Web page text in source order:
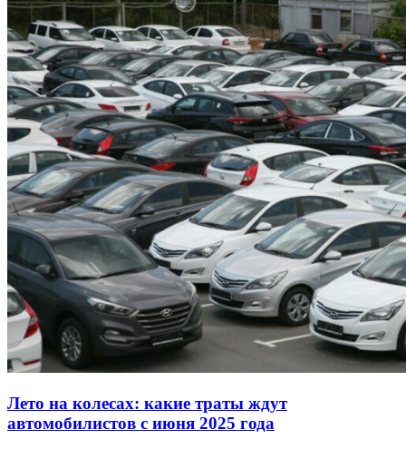
Лето на колесах: какие траты ждут
автомобилистов с июня 2025 года